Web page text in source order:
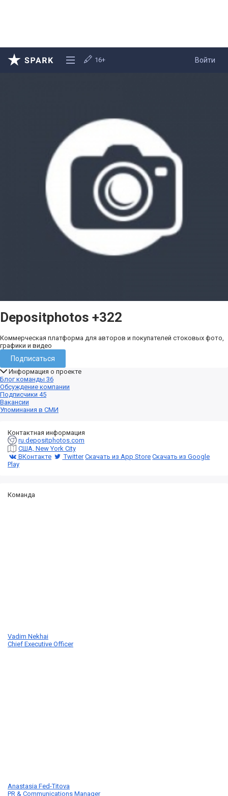
Войти
16+
Depositphotos +322
Коммерческая платформа для авторов и покупателей стоковых фото,
графики и видео
Подписаться
Информация о проекте
Блог команды 36
Обсуждение компании
Подписчики 45
Вакансии
Упоминания в СМИ
Контактная информация
ru.depositphotos.com
США, New York City
ВКонтакте
Twitter Скачать из App Store Скачать из Google
Play
Команда
Vadim Nekhai
Chief Executive Officer
Anastasia Fed-Titova
PR & Communications Manager